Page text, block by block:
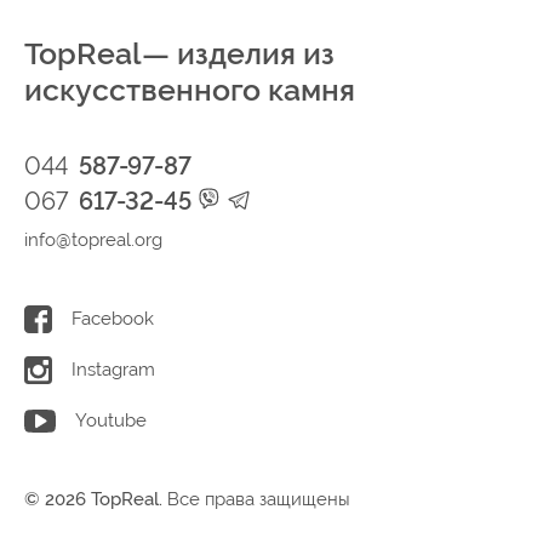
TopReal— изделия из
искусственного камня
044 587-97-87
067 617-32-45
info@topreal.org
Facebook
Instagram
Youtube
© 2026 TopReal. Все права защищены